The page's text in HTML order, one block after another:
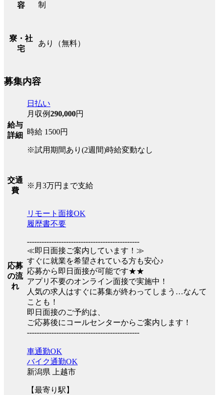
容
制
寮・社
宅
あり（無料）
募集内容
給与
詳細
日払い
月収例290,000円
時給 1500円
※試用期間あり(2週間)時給変動なし
交通
費
※月3万円まで支給
応募
の流
れ
リモート面接OK
履歴書不要
----------------------------------------------
≪即日面接ご案内しています！≫
すぐに就業を希望されている方も安心♪
応募から即日面接が可能です★★
アプリ不要のオンライン面接で実施中！
人気の求人はすぐに募集が終わってしまう…なんて
ことも！
即日面接のご予約は、
ご応募後にコールセンターからご案内します！
----------------------------------------------
車通勤OK
バイク通勤OK
新潟県 上越市
【最寄り駅】